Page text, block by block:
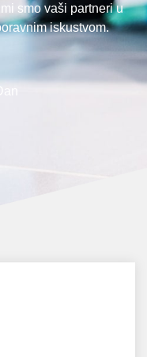
smo vaši partneri u
iskustvom.